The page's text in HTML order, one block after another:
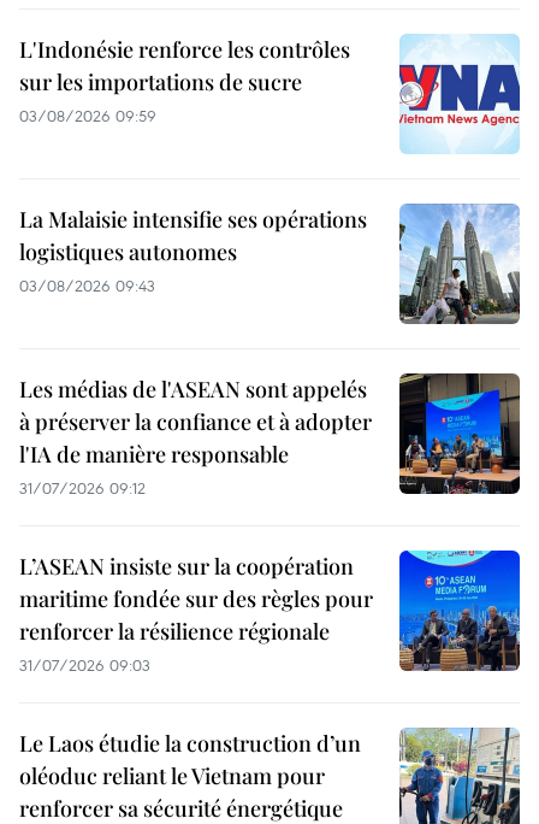
L'Indonésie renforce les contrôles
sur les importations de sucre
03/08/2026 09:59
La Malaisie intensifie ses opérations
logistiques autonomes
03/08/2026 09:43
Les médias de l'ASEAN sont appelés
à préserver la confiance et à adopter
l'IA de manière responsable
31/07/2026 09:12
L’ASEAN insiste sur la coopération
maritime fondée sur des règles pour
renforcer la résilience régionale
31/07/2026 09:03
Le Laos étudie la construction d’un
oléoduc reliant le Vietnam pour
renforcer sa sécurité énergétique